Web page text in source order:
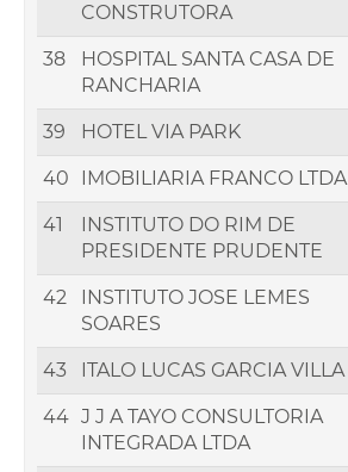
CONSTRUTORA
38
HOSPITAL SANTA CASA DE
RANCHARIA
39 HOTEL VIA PARK
40 IMOBILIARIA FRANCO LTDA
41
INSTITUTO DO RIM DE
PRESIDENTE PRUDENTE
42
INSTITUTO JOSE LEMES
SOARES
43 ITALO LUCAS GARCIA VILLA
44 J J A TAYO CONSULTORIA
INTEGRADA LTDA